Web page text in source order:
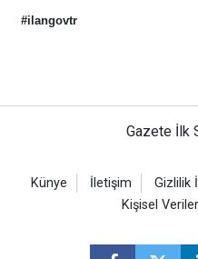
#ilangovtr
Gazete İlk
Künye İletişim Gizlilik
Kişisel